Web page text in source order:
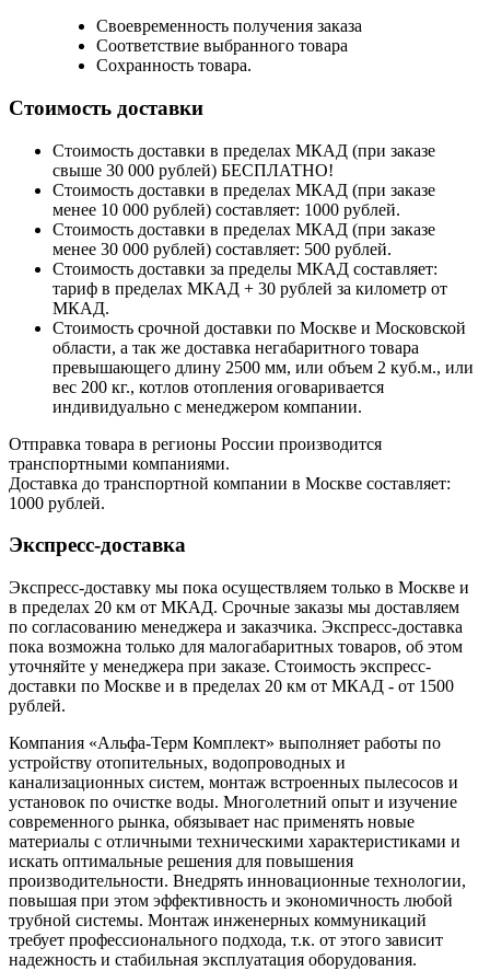
Своевременность получения заказа
Соответствие выбранного товара
Сохранность товара.
Стоимость доставки
Стоимость доставки в пределах МКАД (при заказе
свыше 30 000 рублей) БЕСПЛАТНО!
Стоимость доставки в пределах МКАД (при заказе
менее 10 000 рублей) составляет: 1000 рублей.
Стоимость доставки в пределах МКАД (при заказе
менее 30 000 рублей) составляет: 500 рублей.
Стоимость доставки за пределы МКАД составляет:
тариф в пределах МКАД + 30 рублей за километр от
МКАД.
Стоимость срочной доставки по Москве и Московской
области, а так же доставка негабаритного товара
превышающего длину 2500 мм, или объем 2 куб.м., или
вес 200 кг., котлов отопления оговаривается
индивидуально с менеджером компании.
Отправка товара в регионы России производится
транспортными компаниями.
Доставка до транспортной компании в Москве составляет:
1000 рублей.
Экспресс-доставка
Экспресс-доставку мы пока осуществляем только в Москве и
в пределах 20 км от МКАД. Срочные заказы мы доставляем
по согласованию менеджера и заказчика. Экспресс-доставка
пока возможна только для малогабаритных товаров, об этом
уточняйте у менеджера при заказе. Стоимость экспресс-
доставки по Москве и в пределах 20 км от МКАД - от 1500
рублей.
Компания «Альфа-Терм Комплект» выполняет работы по
устройству отопительных, водопроводных и
канализационных систем, монтаж встроенных пылесосов и
установок по очистке воды. Многолетний опыт и изучение
современного рынка, обязывает нас применять новые
материалы с отличными техническими характеристиками и
искать оптимальные решения для повышения
производительности. Внедрять инновационные технологии,
повышая при этом эффективность и экономичность любой
трубной системы. Монтаж инженерных коммуникаций
требует профессионального подхода, т.к. от этого зависит
надежность и стабильная эксплуатация оборудования.